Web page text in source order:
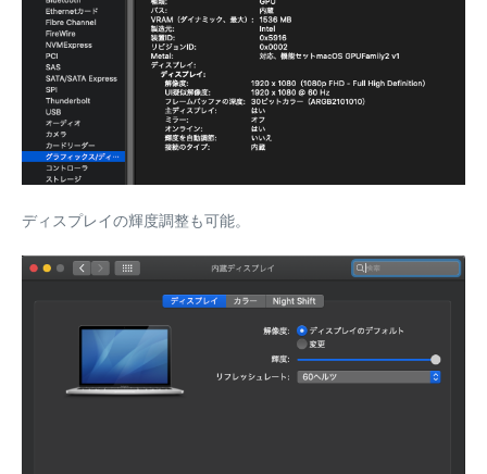
ディスプレイの輝度調整も可能。